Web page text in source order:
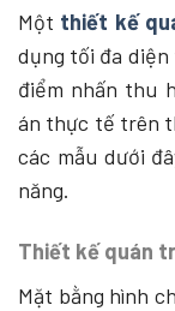
Một thiết kế
dụng tối đa diện
điểm nhấn thu
án thực tế trên
các mẫu dưới
năng.
Thiết kế quán
Mặt bằng hình